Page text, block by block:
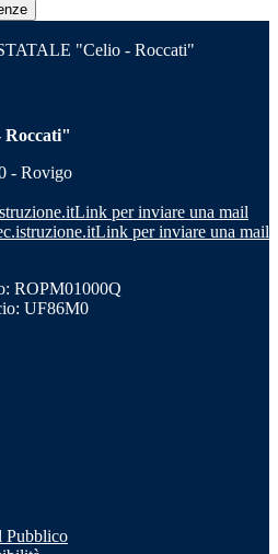
"Celio - Roccati"
- Rovigo
Link per inviare una mail
Link per inviare una mail
ROPM01000Q
UF86M0
Pubblico